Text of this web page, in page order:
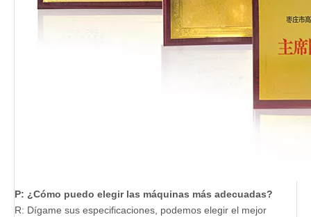
P: ¿Cómo puedo elegir las máquinas más adecuadas?
R: Dígame sus especificaciones, podemos elegir el mejor